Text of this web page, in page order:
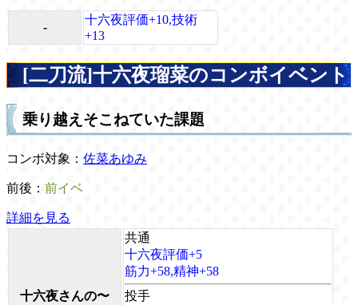
-
十六夜評価+10,技術
+13
[二刀流]十六夜瑠菜のコンボイベント
乗り越えそこねていた課題
コンボ対象： 佐菜あゆみ
前後： 前イベ
詳細を見る
十六夜さんの〜
共通
十六夜評価+5
筋力+58,精神+58
投手